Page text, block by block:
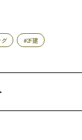
#2F建